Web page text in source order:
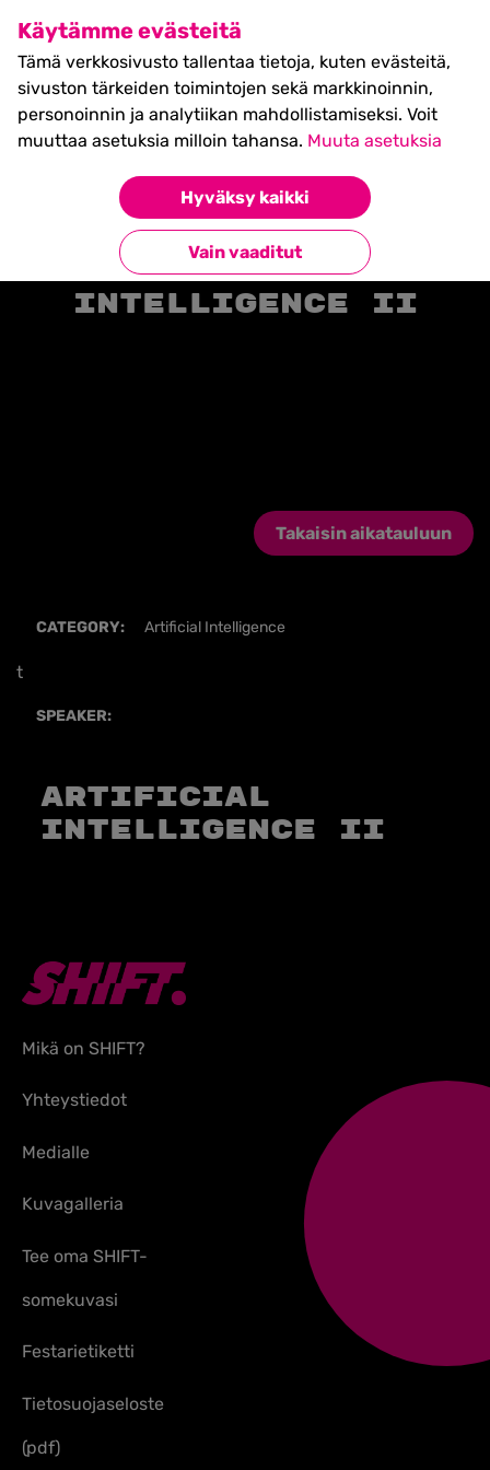
Käytämme evästeitä
Tämä verkkosivusto tallentaa tietoja, kuten evästeitä,
sivuston tärkeiden toimintojen sekä markkinoinnin,
personoinnin ja analytiikan mahdollistamiseksi. Voit
muuttaa asetuksia milloin tahansa. Muuta asetuksia
Hyväksy kaikki
Vain vaaditut
SHIFT Business Festival
27.5.2027, Turku - liput
myynnissä nyt! >>
Timetable events»Artificial Intelligence II
Artificial
Intelligence II
Takaisin aikatauluun
CATEGORY: Artificial Intelligence
t
SPEAKER:
Artificial
Intelligence II
Mikä on SHIFT?
Yhteystiedot
Medialle
Kuvagalleria
Tee oma SHIFT-
somekuvasi
Festarietiketti
Tietosuojaseloste
(pdf)